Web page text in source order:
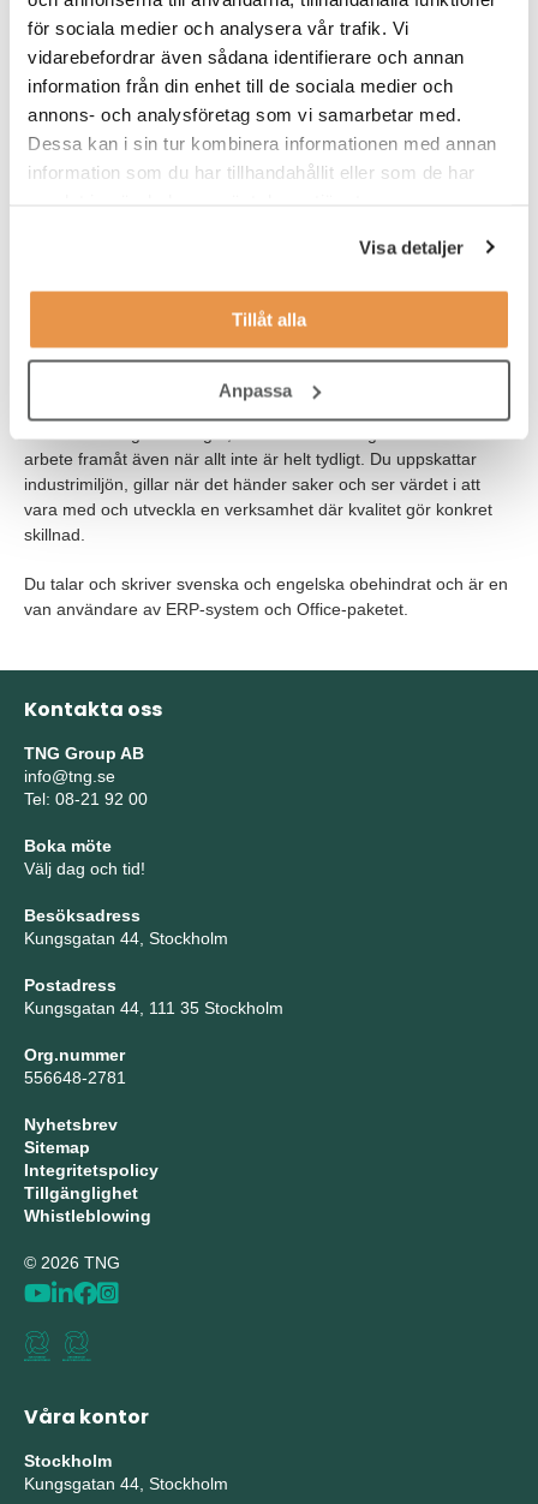
för sociala medier och analysera vår trafik. Vi
vidarebefordrar även sådana identifierare och annan
information från din enhet till de sociala medier och
annons- och analysföretag som vi samarbetar med.
Dessa kan i sin tur kombinera informationen med annan
information som du har tillhandahållit eller som de har
Visa detaljer
Tillåt alla
Anpassa
begränsad omfattning.
Våra förväntningar
Vi söker dig som har erfarenhet inom kvalitetsområdet från
tillverkande industri. Du har sannolikt arbetat som
en liknande roll. Har du erfarenhet från fordonsindustrin är det
van vid att hantera krav, avvikelser och förbättringsarbete i en
Som person är du strukturerad, kommunikativ och trygg i din
arbete framåt även när allt inte är helt tydligt. Du uppskattar
industrimiljön, gillar när det händer saker och ser värdet i att
vara med och utveckla en verksamhet där kvalitet gör konkret
skillnad.
Du talar och skriver svenska och engelska obehindrat och är en
van användare av ERP-system och Office-paketet.
Kontakta oss
TNG Group AB
info@tng.se
Tel: 08-21 92 00
Boka möte
Välj dag och tid!
Besöksadress
Kungsgatan 44, Stockholm
Postadress
Kungsgatan 44, 111 35 Stockholm
Org.nummer
556648-2781
Nyhetsbrev
Sitemap
Integritetspolicy
Tillgänglighet
Whistleblowing
© 2026 TNG
Våra kontor
Stockholm
Kungsgatan 44, Stockholm